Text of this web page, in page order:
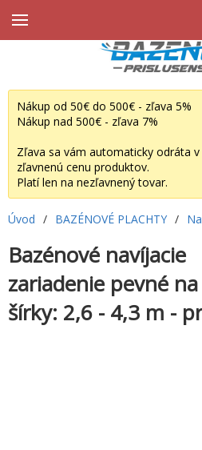
Nákup od 50€ do 500€ - zľava 5%
Nákup nad 500€ - zľava 7%
Zľava sa vám automaticky odráta
zľavnenú cenu produktov.
Platí len na nezľavnený tovar.
Úvod / BAZÉNOVÉ PLACHTY /
Bazénové navíjacie
zariadenie pevné
šírky: 2,6 - 4,3 m -